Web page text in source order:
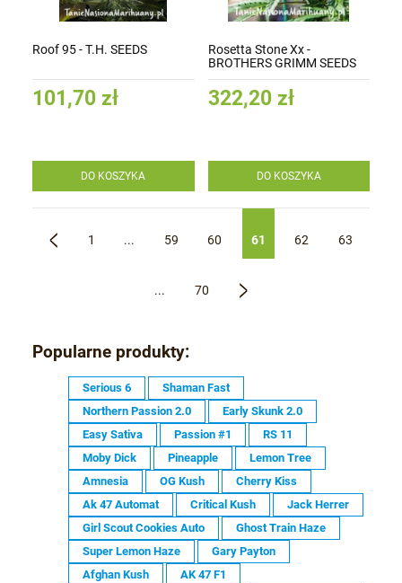
Roof 95 - T.H. SEEDS
101,70 zł
DO KOSZYKA
Rosetta Stone Xx -
BROTHERS GRIMM SEEDS
322,20 zł
DO KOSZYKA
1 ... 59 60 61 62 63
... 70
Popularne produkty:
Serious 6
Shaman Fast
Northern Passion 2.0
Early Skunk 2.0
Easy Sativa
Passion #1
RS 11
Moby Dick
Pineapple
Lemon Tree
Amnesia
OG Kush
Cherry Kiss
Ak 47 Automat
Critical Kush
Jack Herrer
Girl Scout Cookies Auto
Ghost Train Haze
Super Lemon Haze
Gary Payton
Afghan Kush
AK 47 F1